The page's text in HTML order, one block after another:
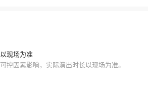
现场为准
控因素影响，实际演出时长以现场为准。